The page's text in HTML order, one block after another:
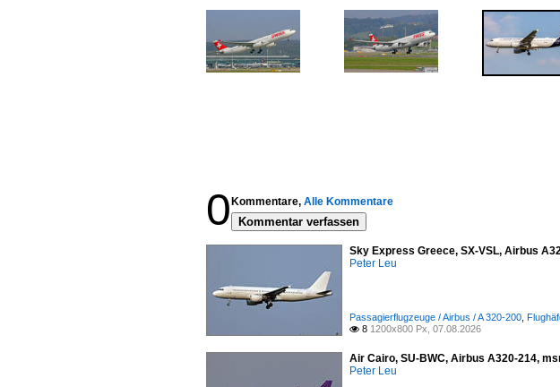
0 Kommentare, Alle Kommentare
Kommentar verfassen
Sky Express Greece, SX-VSL, Airbus
Peter Leu
Passagierflugzeuge / Airbus / A 320-200
 8 1200x800 Px, 07.08.2026
Air Cairo, SU-BWC, Airbus A320-214,
Peter Leu